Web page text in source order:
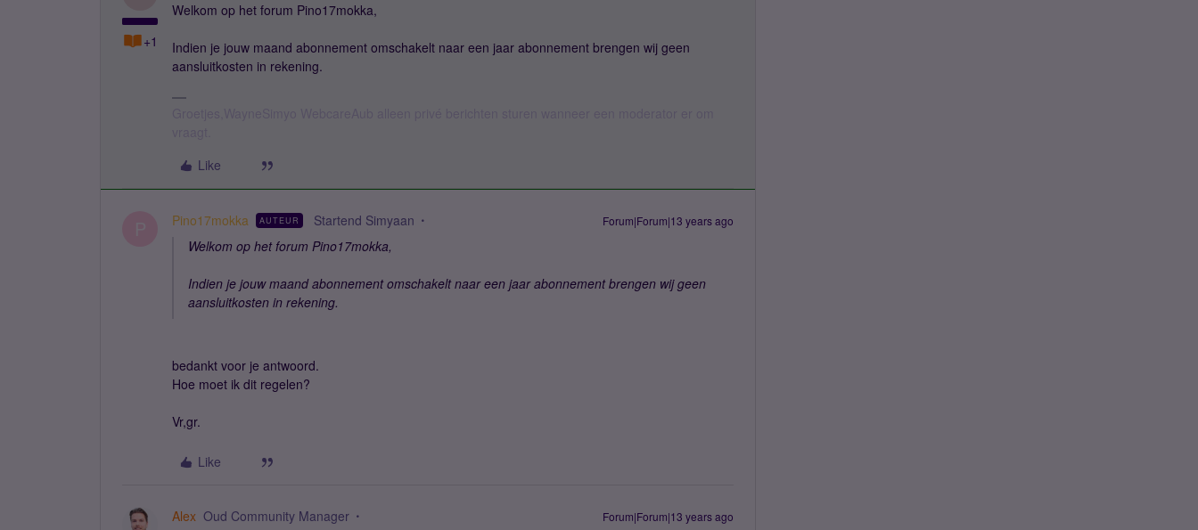
+1
Welkom op het forum Pino17mokka,
Indien je jouw maand abonnement omschakelt naar een jaar abonnement brengen wij geen
aansluitkosten in rekening.
Like
Pino17mokka AUTEUR Startend Simyaan Forum|Forum|13 years ago
Welkom op het forum Pino17mokka,
Indien je jouw maand abonnement omschakelt naar een jaar abonnement brengen wij geen
aansluitkosten in rekening.
bedankt voor je antwoord.
Hoe moet ik dit regelen?
Vr,gr.
Like
Alex Oud Community Manager Forum|Forum|13 years ago